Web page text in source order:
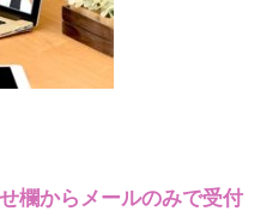
欄からメールのみで受付